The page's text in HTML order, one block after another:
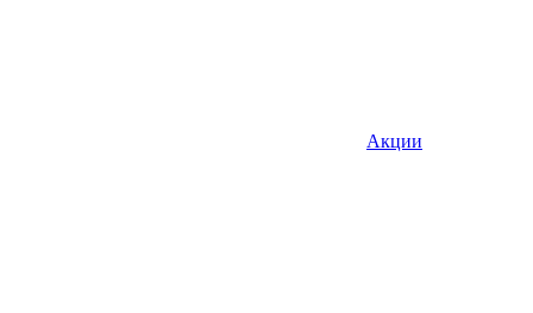
Акции